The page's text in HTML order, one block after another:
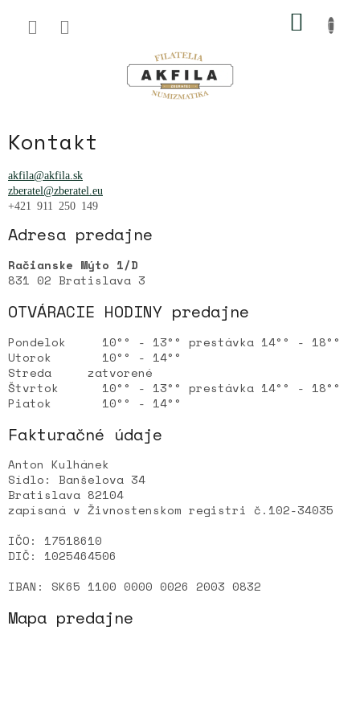
obsah
Kontakt
akfila@akfila.sk
zberatel@zberatel.eu
+421 911 250 149
Adresa predajne
Račianske Mýto 1/D
831 02 Bratislava 3
OTVÁRACIE HODINY predajne
Pondelok 10°° - 13°° prestávka 14°° - 18°°
Utorok 10°° - 14°°
Streda zatvorené
Štvrtok 10°° - 13°° prestávka 14°° - 18°°
Piatok 10°° - 14°°
Fakturačné údaje
Anton Kulhánek
Sídlo: Banšelova 34
Bratislava 82104
zapísaná v Živnostenskom registri č.102-34035
IČO: 17518610
DIČ: 1025464506
IBAN: SK65 1100 0000 0026 2003 0832
Mapa predajne